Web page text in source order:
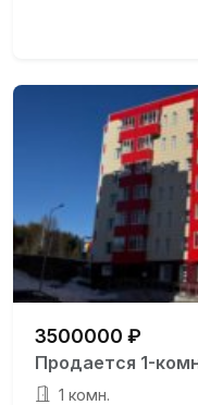
3500000 ₽
Продается 1-
1 комн.